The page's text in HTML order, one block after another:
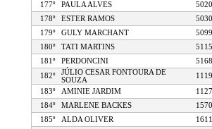
177º
PAULA ALVES
178º
ESTER RAMOS
179º
GULY MARCHANT
180º
TATI MARTINS
181º
PERDONCINI
182º
JÚLIO CESAR FONTOURA DE
SOUZA
183º
AMINIE JARDIM
184º
MARLENE BACKES
185º
ALDA OLIVER